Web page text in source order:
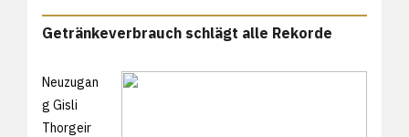
Getränkeverbrauch schlägt alle Rekorde
Neuzugan
g Gisli
Thorgeir